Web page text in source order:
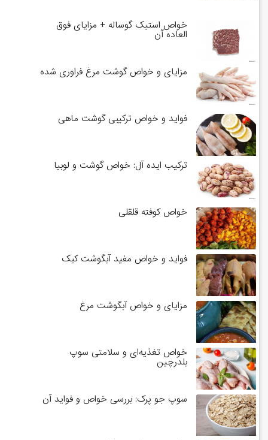
خواص استیک گوساله + مزایای فوق
العاده آن
مزایای و خواص گوشت مرغ فراوری شده
فواید و خواص ترکیبی گوشت ماهی
ترکیب ایده آل: خواص گوشت و لوبیا
خواص کوفته قلقلی
فواید و خواص مفید آبگوشت کبک
مزایای و خواص آبگوشت مرغ
خواص تغذیه‌ای و سلامتی سوپ
بلدرچین
سوپ جو پرک: بررسی خواص و فواید آن